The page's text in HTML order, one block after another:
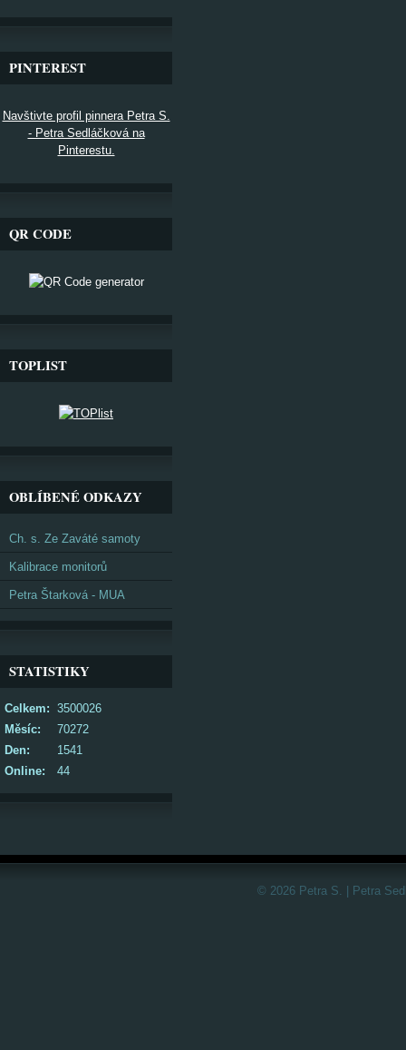
PINTEREST
Navštivte profil pinnera Petra S.
- Petra Sedláčková na
Pinterestu.
QR CODE
TOPLIST
OBLÍBENÉ ODKAZY
Ch. s. Ze Zaváté samoty
Kalibrace monitorů
Petra Štarková - MUA
STATISTIKY
Online: 44
Celkem: 3500026
Měsíc:
70272
Den:
1541
© 2026 Petra S. | Petra